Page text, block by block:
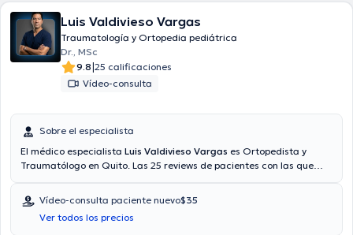
Luis Valdivieso Vargas
Traumatología y Ortopedia pediátrica
Dr., MSc
9.8|25 calificaciones
Vídeo-consulta
Sobre el especialista
El médico especialista Luis Valdivieso Vargas es Ortopedista y
Traumatólogo en Quito. Las 25 reviews de pacientes con las que
de agendar una cita médica vía video-consulta. Aseguradoras
tales como Consulta privada, Vía reembolso con cualquier
aseguradora son aceptadas. El precio de la consulta con el médico
Vídeo-consulta paciente nuevo$35
Ver todos los precios